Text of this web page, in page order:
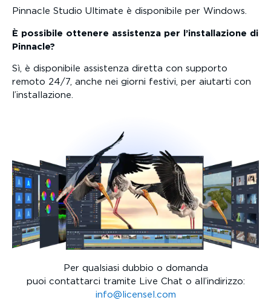
Pinnacle Studio Ultimate è disponibile per Windows.
È possibile ottenere assistenza per l’installazione di
Pinnacle?
Sì, è disponibile assistenza diretta con supporto
remoto 24/7, anche nei giorni festivi, per aiutarti con
l’installazione.
Per qualsiasi dubbio o domanda
puoi contattarci tramite Live Chat o all’indirizzo:
info@licensel.com